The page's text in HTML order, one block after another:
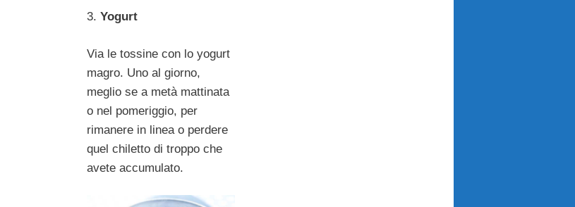
3. Yogurt
Via le tossine con lo yogurt
magro. Uno al giorno,
meglio se a metà mattinata
o nel pomeriggio, per
rimanere in linea o perdere
quel chiletto di troppo che
avete accumulato.